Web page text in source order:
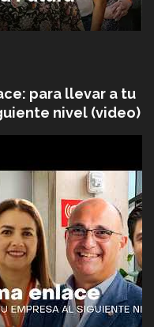
para llevar a tu
nivel (video)